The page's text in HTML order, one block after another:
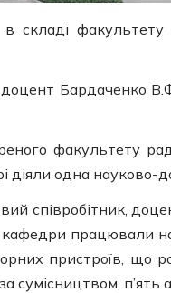
складі
Бардаченко
факультету
одна науково-
співробітник,
кафедри
пристроїв,
сумісництвом,